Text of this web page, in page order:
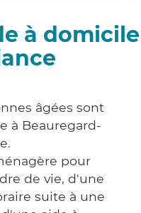
à domicile
âgées sont
à Beauregard-
pour
de vie, d'une
suite à une